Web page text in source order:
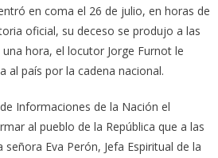
en coma el 26 de julio, en horas de
oficial, su deceso se produjo a las
hora, el locutor Jorge Furnot le
al país por la cadena nacional.
Informaciones de la Nación el
al pueblo de la República que a las
Eva Perón, Jefa Espiritual de la